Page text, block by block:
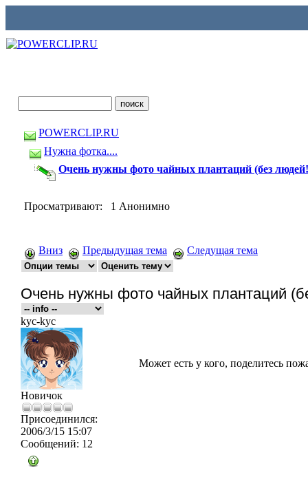
POWERCLIP.RU
Нужна фотка....
Очень нужны фото чайных плантаций (без
Просматривают: 1 Анонимно
Вниз Предыдущая тема Следущая тема
Очень нужны фото чайных плантаций
kyc-kyc
Новичок
Присоединился:
2006/3/15 15:07
Сообщений: 12
Может есть у кого, поделитесь